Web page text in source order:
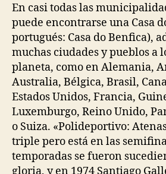
En casi todas las
puede encontrarse una Casa
portugués: Casa do Benfica),
muchas ciudades y pueblos a
planeta, como en Alemania,
Australia, Bélgica, Brasil,
Estados Unidos, Francia,
Luxemburgo, Reino Unido,
o Suiza. «Polideportivo:
triple pero está en las
temporadas se fueron
gloria, y en 1974 Santiago